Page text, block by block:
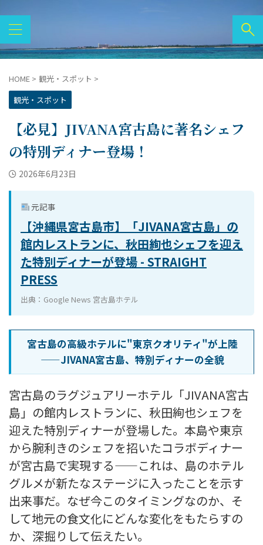
HOME > 観光・スポット >
観光・スポット
【必見】JIVANA宮古島に著名シェフ
の特別ディナー登場！
2026年6月23日
元記事
【沖縄県宮古島市】「JIVANA宮古島」の
館内レストランに、秋田絢也シェフを迎え
た特別ディナーが登場 - STRAIGHT
PRESS
出典：Google News 宮古島ホテル
宮古島の高級ホテルに"東京クオリティ"が上陸
——JIVANA宮古島、特別ディナーの全貌
宮古島のラグジュアリーホテル「JIVANA宮古
島」の館内レストランに、秋田絢也シェフを
迎えた特別ディナーが登場した。本島や東京
から腕利きのシェフを招いたコラボディナー
が宮古島で実現する——これは、島のホテル
グルメが新たなステージに入ったことを示す
出来事だ。なぜ今このタイミングなのか、そ
して地元の食文化にどんな変化をもたらすの
か、深掘りして伝えたい。